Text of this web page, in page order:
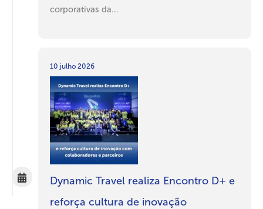
corporativas da...
10 julho 2026
Dynamic Travel realiza Encontro D+ e
reforça cultura de inovação